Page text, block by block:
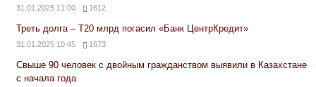
31.01.2025 11:00 1612
Треть долга – Т20 млрд погасил «Банк ЦентрКредит»
31.01.2025 10:45 1673
Свыше 90 человек с двойным гражданством выявили в Казахстане
с начала года